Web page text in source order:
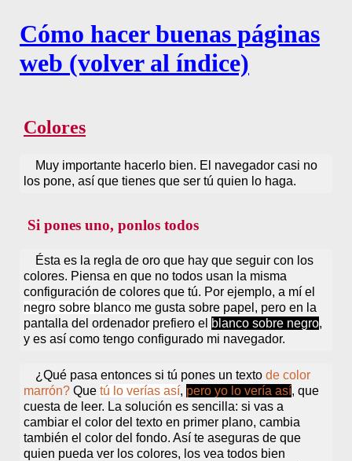
Cómo hacer buenas páginas
web (volver al índice)
Colores
Muy importante hacerlo bien. El navegador casi no
los pone, así que tienes que ser tú quien lo haga.
Si pones uno, ponlos todos
Ésta es la regla de oro que hay que seguir con los
colores. Piensa en que no todos usan la misma
configuración de colores que tú. Por ejemplo, a mí el
negro sobre blanco me gusta sobre papel, pero en la
pantalla del ordenador prefiero el blanco sobre negro,
y es así como tengo configurado mi navegador.
¿Qué pasa entonces si tú pones un texto de color
marrón? Que tú lo verías así, pero yo lo vería así, que
cuesta de leer. La solución es sencilla: si vas a
cambiar el color del texto en primer plano, cambia
también el color del fondo. Así te aseguras de que
quien pueda ver los colores, los vea todos bien